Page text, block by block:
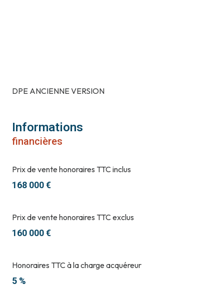
loggia
DPE ANCIENNE VERSION
Informations
financières
Prix de vente honoraires TTC inclus
168 000 €
Prix de vente honoraires TTC exclus
160 000 €
Honoraires TTC à la charge acquéreur
5 %